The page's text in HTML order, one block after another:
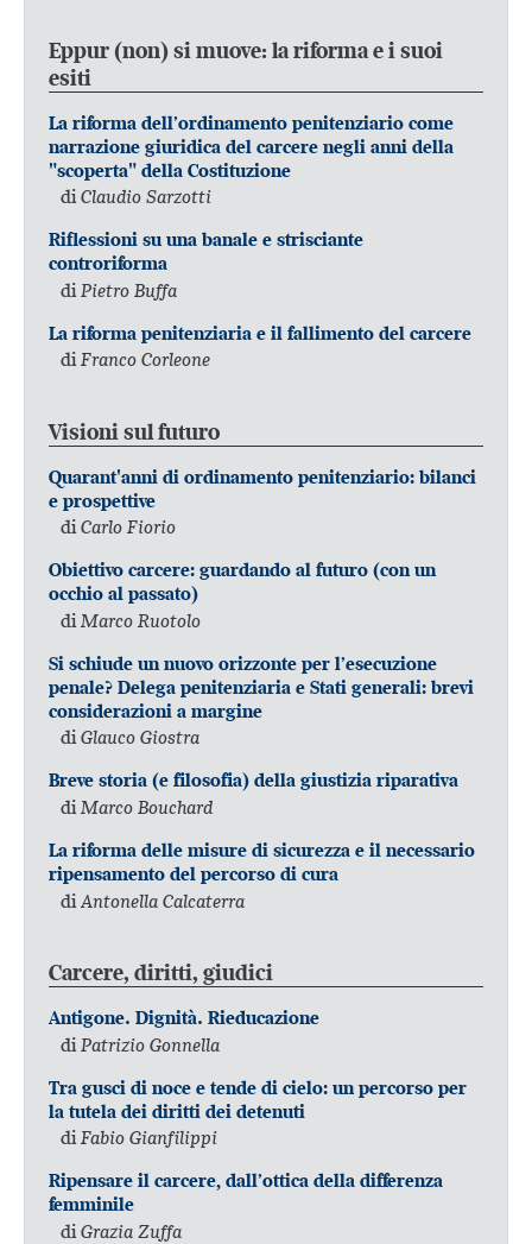
Eppur (non) si muove: la riforma e i suoi
esiti
La riforma dell’ordinamento penitenziario come
narrazione giuridica del carcere negli anni della
"scoperta" della Costituzione
diClaudio Sarzotti
Riflessioni su una banale e strisciante
controriforma
di Pietro Buffa
La riforma penitenziaria e il fallimento del carcere
diFranco Corleone
Visioni sul futuro
Quarant'anni di ordinamento penitenziario: bilanci
e prospettive
diCarlo Fiorio
Obiettivo carcere: guardando al futuro (con un
occhio al passato)
di Marco Ruotolo
Si schiude un nuovo orizzonte per l’esecuzione
penale? Delega penitenziaria e Stati generali: brevi
considerazioni a margine
diGlauco Giostra
Breve storia (e filosofia) della giustizia riparativa
diMarco Bouchard
La riforma delle misure di sicurezza e il necessario
ripensamento del percorso di cura
di Antonella Calcaterra
Carcere, diritti, giudici
Antigone. Dignità. Rieducazione
di Patrizio Gonnella
Tra gusci di noce e tende di cielo: un percorso per
la tutela dei diritti dei detenuti
diFabio Gianfilippi
Ripensare il carcere, dall’ottica della differenza
femminile
di Grazia Zuffa